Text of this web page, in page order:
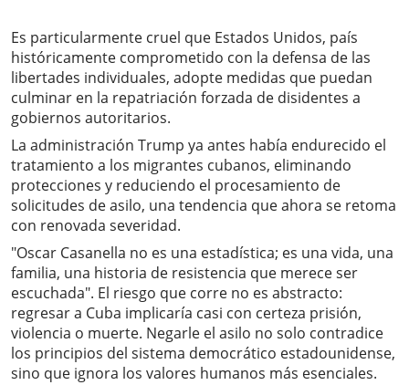
Es particularmente cruel que Estados Unidos, país
históricamente comprometido con la defensa de las
libertades individuales, adopte medidas que puedan
culminar en la repatriación forzada de disidentes a
gobiernos autoritarios.
La administración Trump ya antes había endurecido el
tratamiento a los migrantes cubanos, eliminando
protecciones y reduciendo el procesamiento de
solicitudes de asilo, una tendencia que ahora se retoma
con renovada severidad.
"Oscar Casanella no es una estadística; es una vida, una
familia, una historia de resistencia que merece ser
escuchada". El riesgo que corre no es abstracto:
regresar a Cuba implicaría casi con certeza prisión,
violencia o muerte. Negarle el asilo no solo contradice
los principios del sistema democrático estadounidense,
sino que ignora los valores humanos más esenciales.